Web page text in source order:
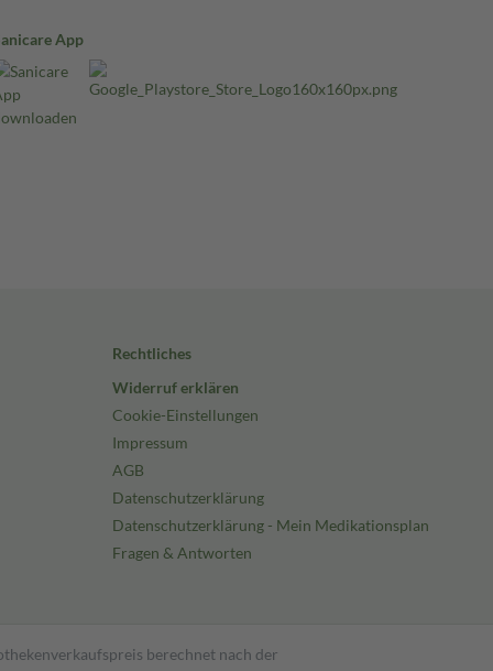
App
Rechtliches
Widerruf erklären
Cookie-Einstellungen
Impressum
AGB
Datenschutzerklärung
Datenschutzerklärung - Mein Medikationsplan
Fragen & Antworten
berechnet nach der